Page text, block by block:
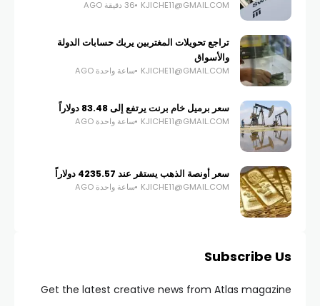
KJICHE11@GMAIL.COM 36 دقيقة AGO
تراجع تحويلات المغتربين يربك حسابات الدولة
والأسواق
KJICHE11@GMAIL.COM ساعة واحدة AGO
سعر برميل خام برنت يرتفع إلى 83.48 دولاراً
KJICHE11@GMAIL.COM ساعة واحدة AGO
سعر أونصة الذهب يستقر عند 4235.57 دولاراً
KJICHE11@GMAIL.COM ساعة واحدة AGO
Subscribe Us
Get the latest creative news from Atlas magazine